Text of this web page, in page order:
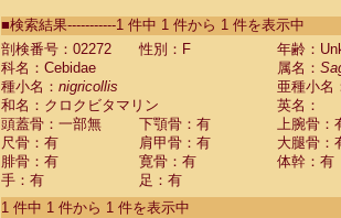
CebidaeSaguinus labiatus(0)
Cebidae Saguinus leucopus (0)
Cebidae
CebidaeSaguinus mystax
CebidaeSaguinus nigricollis (1)
Cebidae Saguinus oedipus
Cebidae Saguinus weddelli
Cebidae Saguinusspp.
Cebidae Aotus trivirgatus
Cebidae Cebus albifrons
■検索結果-----------1 件中 1 件から 1 件を表示中
剖検番号：02272
性別：F
年齢：
科名：Cebidae
属名：
種小名： nigricollis
亜種小名
和名：クロクビタマリン
英名：
頭蓋骨：一部無
下顎骨：有
上腕骨：
尺骨：有
肩甲骨：有
大腿骨：
腓骨：有
寛骨：有
体幹：有
手：有
足：有
1 件中 1 件から 1 件を表示中